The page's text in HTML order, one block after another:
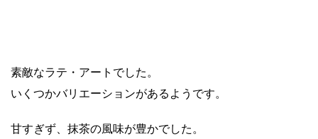
素敵なラテ・アートでした。
いくつかバリエーションがあるようです。
甘すぎず、抹茶の風味が豊かでした。